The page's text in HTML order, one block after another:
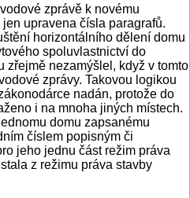
zprávě k novému
upravena čísla paragrafů.
horizontálního dělení domu
spoluvlastnictví do
zřejmě nezamýšlel, když v tomto
zprávy. Takovou logikou
nadán, protože do
i na mnoha jiných místech.
domu zapsanému
číslem popisným či
jeho jednu část režim práva
z režimu práva stavby